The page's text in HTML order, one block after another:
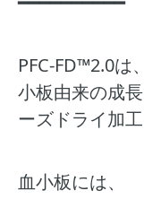
PFC-FD™2.0は
小板由来の成
ーズドライ加
血小板には、